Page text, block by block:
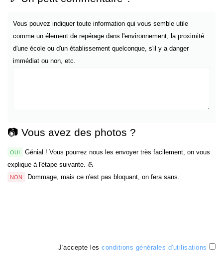
Vous pouvez indiquer toute information qui vous semble utile
comme un élement de repérage dans l'environnement, la proximité
d'une école ou d'un établissement quelconque, s'il y a danger
immédiat ou non, etc.
📷 Vous avez des photos ?
OUI
Génial ! Vous pourrez nous les envoyer très facilement, on vous
explique à l'étape suivante. 💪
NON Dommage, mais ce n'est pas bloquant, on fera sans.
J'accepte les conditions générales d'utilisations